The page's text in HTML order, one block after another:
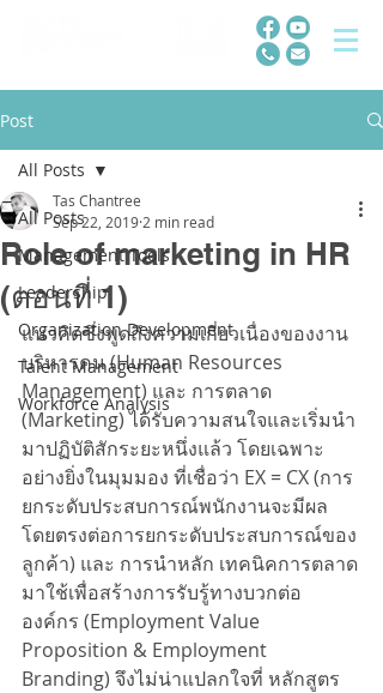
Post
All Posts
Management Tools
Leadership
Organization Development
Talent Management
Workforce Analysis
All Posts
Role of marketing in HR
(ตอนที่ 1)
Tas Chantree
Sep 22, 2019 2 min read
แนวคิดซึ่งพูดถึงความเกี่ยวเนื่องของงาน
บริหารคน (Human Resources
Management) และ การตลาด
(Marketing) ได้รับความสนใจและเริ่มนำ
มาปฏิบัติสักระยะหนึ่งแล้ว โดยเฉพาะ
อย่างยิ่งในมุมมอง ที่เชื่อว่า EX = CX (การ
ยกระดับประสบการณ์พนักงานจะมีผล
โดยตรงต่อการยกระดับประสบการณ์ของ
ลูกค้า) และ การนำหลัก เทคนิคการตลาด
มาใช้เพื่อสร้างการรับรู้ทางบวกต่อ
องค์กร (Employment Value
Proposition & Employment
Branding) จึงไม่น่าแปลกใจที่ หลักสูตร